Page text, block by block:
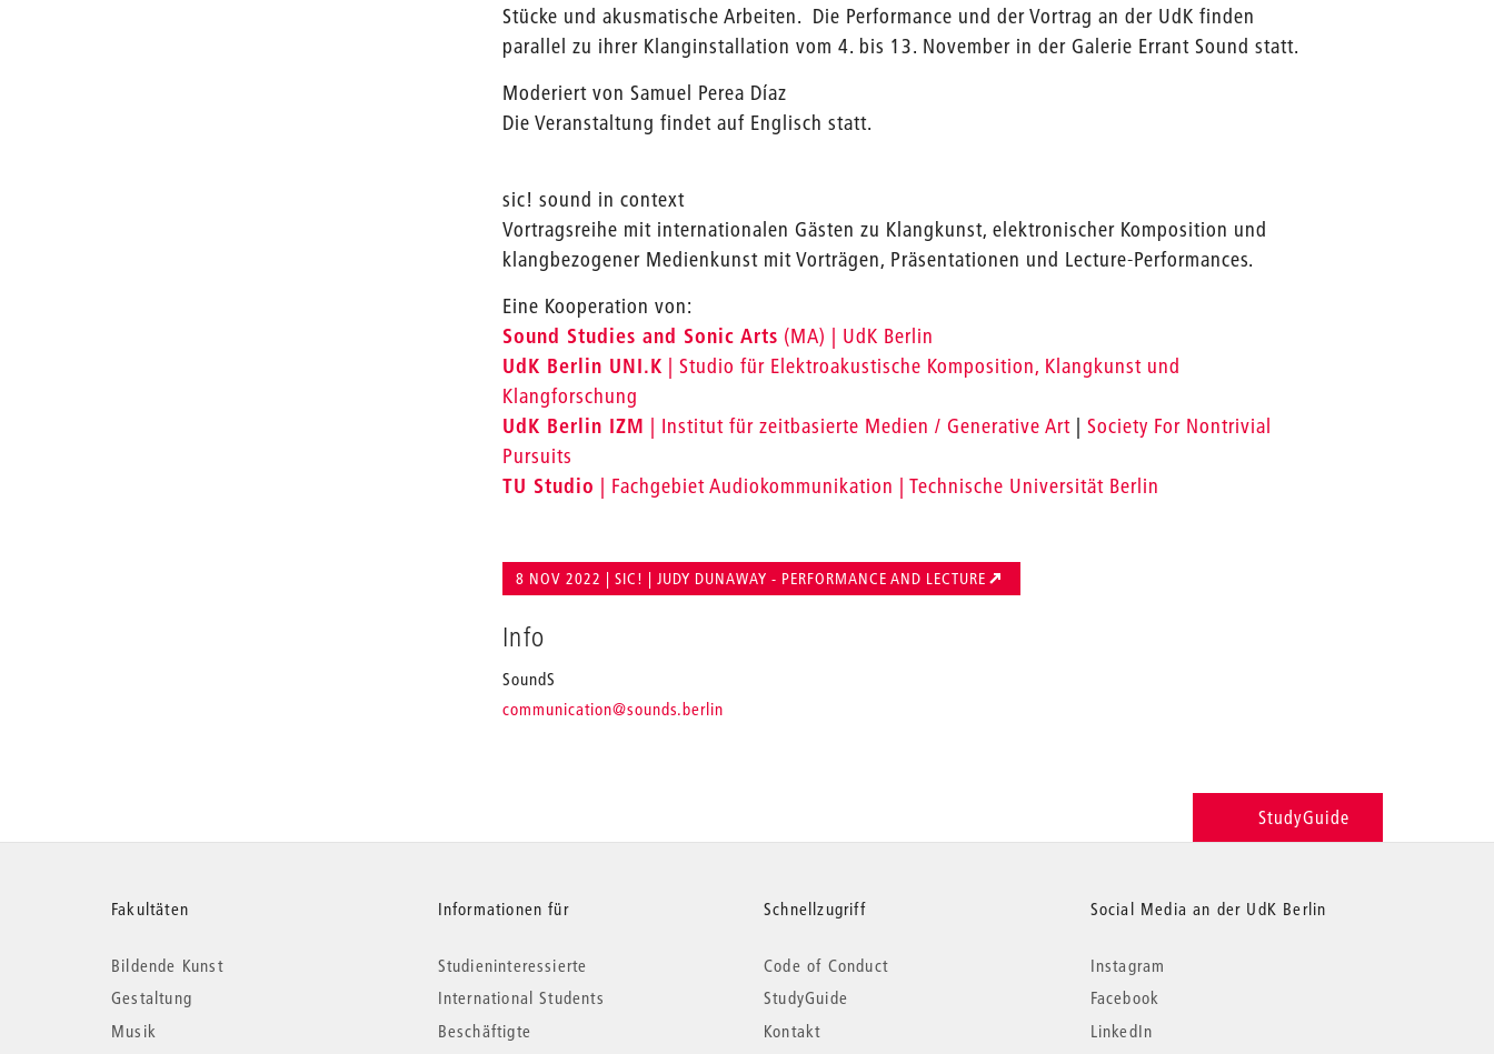
Stücke und akusmatische Arbeiten. Die Performance und der Vortrag an der UdK finden
parallel zu ihrer Klanginstallation vom 4. bis 13. November in der Galerie Errant Sound statt.
Moderiert von Samuel Perea Díaz
Die Veranstaltung findet auf Englisch statt.
sic! sound in context
Vortragsreihe mit internationalen Gästen zu Klangkunst, elektronischer Komposition und
klangbezogener Medienkunst mit Vorträgen, Präsentationen und Lecture-Performances.
Eine Kooperation von:
Sound Studies and Sonic Arts (MA) | UdK Berlin
UdK Berlin UNI.K | Studio für Elektroakustische Komposition, Klangkunst und
Klangforschung
UdK Berlin IZM | Institut für zeitbasierte Medien / Generative Art |Society For Nontrivial
Pursuits
TU Studio | Fachgebiet Audiokommunikation | Technische Universität Berlin
8 NOV 2022 | SIC! | JUDY DUNAWAY - PERFORMANCE AND LECTURE
Info
SoundS
communication_
@sounds.berlin
StudyGuide
Weitere
Informationen
Fakultäten
Bildende Kunst
Gestaltung
Musik
Informationen für
Studieninteressierte
International Students
Beschäftigte
Schnellzugriff
Code of Conduct
StudyGuide
Kontakt
Social Media an der UdK Berlin
Instagram
Facebook
LinkedIn